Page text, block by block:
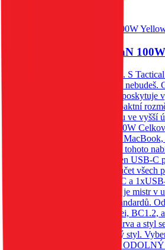
Tactical Nett Warrior GaN
Dobij noťas, tablet nebo telefon. S
už druhou nabíječku potřebovat
technologie Technologie, která poskytuje
umožňuje zachovat velmi kompaktní
ostatním nabíječkám má výhodu ve vyšší
rozměrech a delší životnosti. 100W
Ti zaručí, že můžeš nabíjet svůj
notebooky a tablety s podporou tohoto
sdílený. To znamená, že na jeden USB-C
celých 100W a neudává jen součet všech
disponuje třemi porty: 2xUSB-C a
standardy Tactical Nett Warrior je mistr v
celou škálu rychlonabíjecích standardů.
QC3.0, Samsung, AFC, Huawei, BC1.2,
styl Tactical Pečlivě vybraná barva a styl
zároveň doplňuje tvůj jedinečný styl.
a odliš se. NEODOLATELNĚ ODOLNÝ